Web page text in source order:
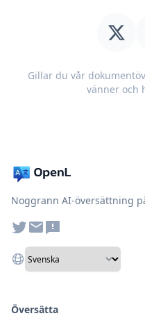
Gillar du vår
vänner och
Noggrann AI-översättning
Översätta